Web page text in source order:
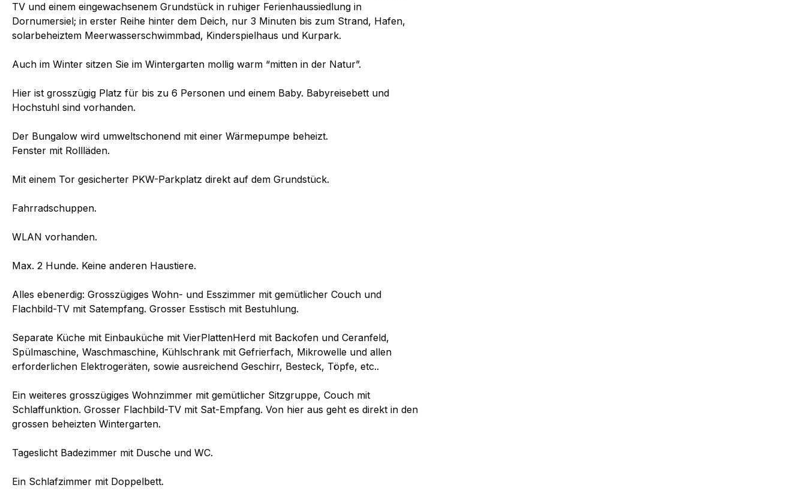
TV und einem eingewachsenem Grundstück in ruhiger Ferienhaussiedlung in
Dornumersiel; in erster Reihe hinter dem Deich, nur 3 Minuten bis zum Strand, Hafen,
solarbeheiztem Meerwasserschwimmbad, Kinderspielhaus und Kurpark.
Auch im Winter sitzen Sie im Wintergarten mollig warm “mitten in der Natur”.
Hier ist grosszügig Platz für bis zu 6 Personen und einem Baby. Babyreisebett und
Hochstuhl sind vorhanden.
Der Bungalow wird umweltschonend mit einer Wärmepumpe beheizt.
Fenster mit Rollläden.
Mit einem Tor gesicherter PKW-Parkplatz direkt auf dem Grundstück.
Fahrradschuppen.
WLAN vorhanden.
Max. 2 Hunde. Keine anderen Haustiere.
Alles ebenerdig: Grosszügiges Wohn- und Esszimmer mit gemütlicher Couch und
Flachbild-TV mit Satempfang. Grosser Esstisch mit Bestuhlung.
Separate Küche mit Einbauküche mit VierPlattenHerd mit Backofen und Ceranfeld,
Spülmaschine, Waschmaschine, Kühlschrank mit Gefrierfach, Mikrowelle und allen
erforderlichen Elektrogeräten, sowie ausreichend Geschirr, Besteck, Töpfe, etc..
Ein weiteres grosszügiges Wohnzimmer mit gemütlicher Sitzgruppe, Couch mit
Schlaffunktion. Grosser Flachbild-TV mit Sat-Empfang. Von hier aus geht es direkt in den
grossen beheizten Wintergarten.
Tageslicht Badezimmer mit Dusche und WC.
Ein Schlafzimmer mit Doppelbett.